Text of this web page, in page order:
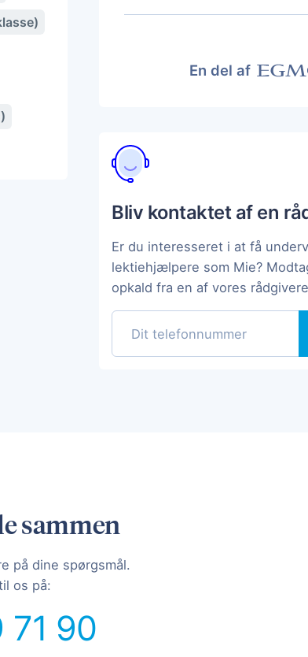
En del af
Bliv kontaktet af en
Er du interesseret i at få
lektiehjælpere som Mie?
opkald fra en af vores
sammen
på dine spørgsmål.
os på:
71 90